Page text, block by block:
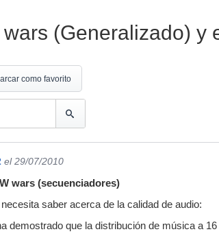
(Generalizado) y
como favorito
el 29/07/2010
wars (secuenciadores)
saber acerca de la calidad de audio:
demostrado que la distribución de música a